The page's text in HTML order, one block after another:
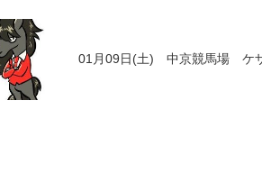
01月09日(土) 中京競馬場 ケ